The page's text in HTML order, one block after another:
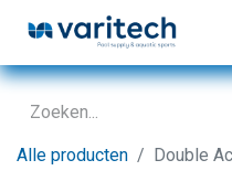
Alle producten Double